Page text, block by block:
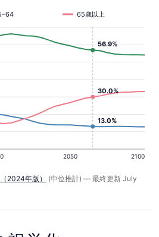
2050 2100
65歳以上
13.0%
30.0%
56.9%
2024年版）
(中位推計) — 最終更新 July